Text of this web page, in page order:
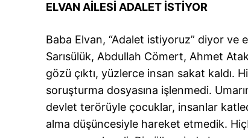
ELVAN AİLESİ ADALET İSTİYOR
Baba Elvan, “Adalet istiyoruz” diyor ve
Sarısülük, Abdullah Cömert, Ahmet
gözü çıktı, yüzlerce insan sakat kaldı.
soruşturma dosyasına işlenmedi.
devlet terörüyle çocuklar, insanlar
alma düşüncesiyle hareket etmedik.